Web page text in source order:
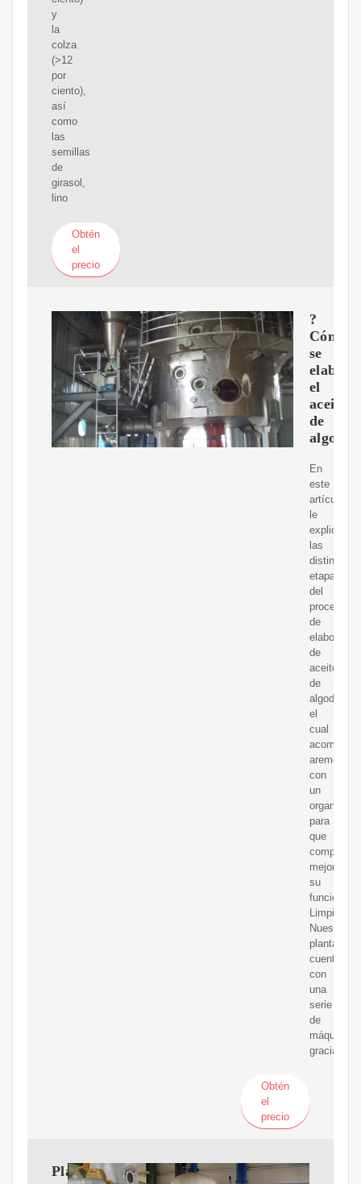
y
la
colza
(>12
por
ciento),
así
como
las
semillas
de
girasol,
lino
Obtén
el
precio
?
Cómo
se
elabora
el
aceite
de
En
este
artículo
le
las
distintas
etapas
del
proceso
de
de
aceite
de
algodón,
el
cual
acompa?
aremos
con
un
para
que
comprenda
mejor
su
Limpieza
Nuestra
planta
cuenta
con
una
serie
de
máquinas
gracias
Obtén
el
precio
Planta